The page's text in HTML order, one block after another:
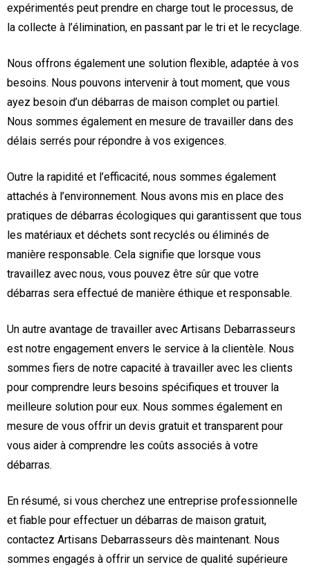
expérimentés peut prendre en charge tout le processus, de
la collecte à l’élimination, en passant par le tri et le recyclage.
Nous offrons également une solution flexible, adaptée à vos
besoins. Nous pouvons intervenir à tout moment, que vous
ayez besoin d’un débarras de maison complet ou partiel.
Nous sommes également en mesure de travailler dans des
délais serrés pour répondre à vos exigences.
Outre la rapidité et l’efficacité, nous sommes également
attachés à l’environnement. Nous avons mis en place des
pratiques de débarras écologiques qui garantissent que tous
les matériaux et déchets sont recyclés ou éliminés de
manière responsable. Cela signifie que lorsque vous
travaillez avec nous, vous pouvez être sûr que votre
débarras sera effectué de manière éthique et responsable.
Un autre avantage de travailler avec Artisans Debarrasseurs
est notre engagement envers le service à la clientèle. Nous
sommes fiers de notre capacité à travailler avec les clients
pour comprendre leurs besoins spécifiques et trouver la
meilleure solution pour eux. Nous sommes également en
mesure de vous offrir un devis gratuit et transparent pour
vous aider à comprendre les coûts associés à votre
débarras.
En résumé, si vous cherchez une entreprise professionnelle
et fiable pour effectuer un débarras de maison gratuit,
contactez Artisans Debarrasseurs dès maintenant. Nous
sommes engagés à offrir un service de qualité supérieure